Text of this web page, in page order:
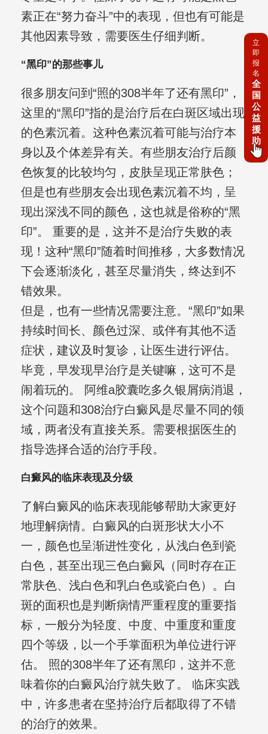
素正在“努力奋斗”中的表现，但也有可能是
其他因素导致，需要医生仔细判断。
“黑印”的那些事儿
很多朋友问到“照的308半年了还有黑印”，
这里的“黑印”指的是治疗后在白斑区域出现
的色素沉着。这种色素沉着可能与治疗本
身以及个体差异有关。有些朋友治疗后颜
色恢复的比较均匀，皮肤呈现正常肤色；
但是也有些朋友会出现色素沉着不均，呈
现出深浅不同的颜色，这也就是俗称的“黑
印”。 重要的是，这并不是治疗失败的表
现！这种“黑印”随着时间推移，大多数情况
下会逐渐淡化，甚至尽量消失，终达到不
错效果。
但是，也有一些情况需要注意。“黑印”如果
持续时间长、颜色过深、或伴有其他不适
症状，建议及时复诊，让医生进行评估。
毕竟，早发现早治疗是关键嘛，这可不是
闹着玩的。 阿维a胶囊吃多久银屑病消退，
这个问题和308治疗白癜风是尽量不同的领
域，两者没有直接关系。需要根据医生的
指导选择合适的治疗手段。
白癜风的临床表现及分级
了解白癜风的临床表现能够帮助大家更好
地理解病情。白癜风的白斑形状大小不
一，颜色也呈渐进性变化，从浅白色到瓷
白色，甚至出现三色白癜风（同时存在正
常肤色、浅白色和乳白色或瓷白色）。白
斑的面积也是判断病情严重程度的重要指
标，一般分为轻度、中度、中重度和重度
四个等级，以一个手掌面积为单位进行评
估。 照的308半年了还有黑印，这并不意
味着你的白癜风治疗就失败了。 临床实践
中，许多患者在坚持治疗后都取得了不错
的治疗的效果。
立
即
报
名
全
国
公
益
援
助